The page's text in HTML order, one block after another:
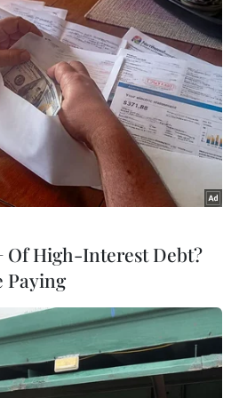
kế hoạch Thủ tướng Chính
(Vietnam+)
Of High-Interest Debt?
Paying